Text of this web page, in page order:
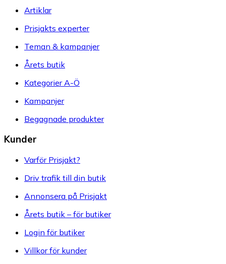
Artiklar
Prisjakts experter
Teman & kampanjer
Årets butik
Kategorier A-Ö
Kampanjer
Begagnade produkter
Kunder
Varför Prisjakt?
Driv trafik till din butik
Annonsera på Prisjakt
Årets butik – för butiker
Login för butiker
Villkor för kunder